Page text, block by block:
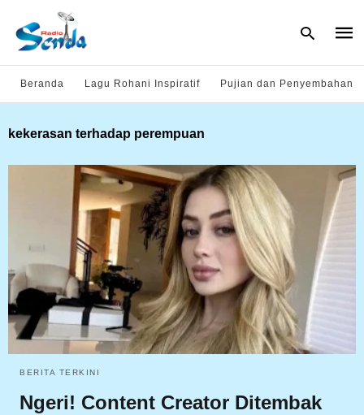
and
hit
Beranda Lagu Rohani Inspiratif Pujian dan Penyembahan
kekerasan terhadap perempuan
BERITA TERKINI
Ngeri! Content Creator Ditembak